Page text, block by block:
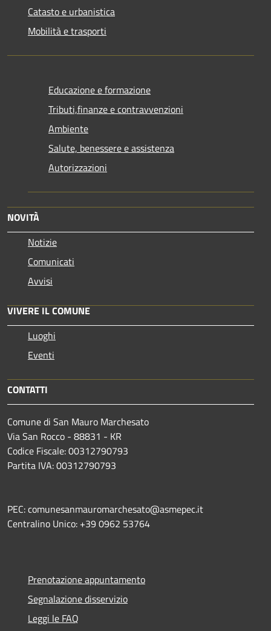
Catasto e urbanistica
Mobilità e trasporti
Educazione e formazione
Tributi,finanze e contravvenzioni
Ambiente
Salute, benessere e assistenza
Autorizzazioni
NOVITÀ
Notizie
Comunicati
Avvisi
VIVERE IL COMUNE
Luoghi
Eventi
CONTATTI
Comune di San Mauro Marchesato
Via San Rocco - 88831 - KR
Codice Fiscale: 00312790793
Partita IVA: 00312790793
PEC: comunesanmauromarchesato@asmepec.it
Centralino Unico: +39 0962 53764
Prenotazione appuntamento
Segnalazione disservizio
Leggi le FAQ